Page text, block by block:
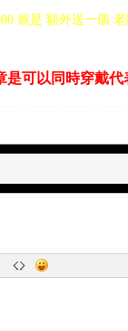
就是 額外送一個
是可以同時穿戴